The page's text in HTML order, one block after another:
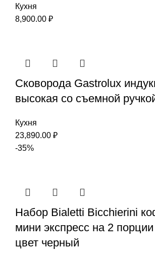
Кухня
8,900.00 ₽
Сковорода Gastrolux
высокая со съемной
Кухня
23,890.00 ₽
-35%
Набор Bialetti Bicchierini
мини экспресс на 2
цвет черный